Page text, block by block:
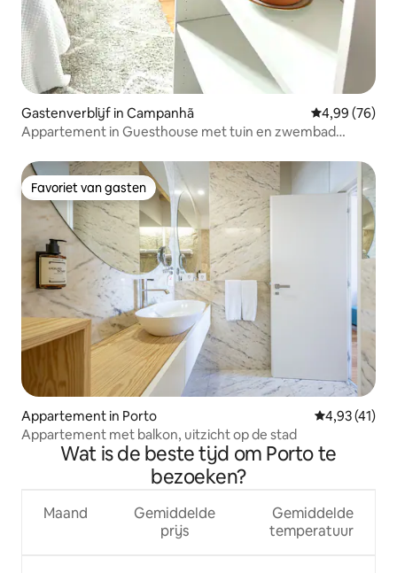
Gastenverblijf in Campanhã Gemiddelde
4,99 (76)
Appartement in Guesthouse met tuin en zwembad
Favoriet van gasten
Favoriet van gasten
Appartement in Porto Gemiddelde
4,93 (41)
Appartement met balkon, uitzicht op de stad
Wat is de beste tijd om Porto te
bezoeken?
Maand
Gemiddelde
prijs
Gemiddelde
temperatuur